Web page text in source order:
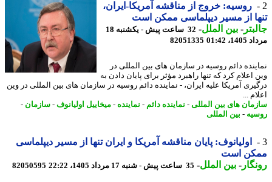
روسیه: خروج از مناقشه آمریکا-ایران،
از مسیر دیپلماسی ممکن است
-بین الملل-
32 ساعت پیش - یکشنبه 18
01:42
82051335
دائم روسیه در سازمان های بین المللی در
اعلام کرد که تنها راهبرد مؤثر برای پایان دادن به
آمریکا علیه ایران، - نماینده دائم روسیه در سازمان های بین المللی در وین
...
های بین المللی-نماینده دائم - نماینده-میخاییل اولیانوف-سازمان -
-بین المللی
اولیانوف: پایان مناقشه آمریکا و ایران تنها از مسیر دیپلماسی
است
-بین الملل-35 ساعت پیش - شنبه 17 مرداد 1405، 22:22 82050595